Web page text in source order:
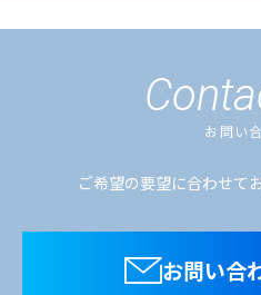
お問い
ご希望の要望に合わせて
お問い合